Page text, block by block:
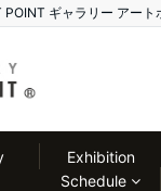
POINT ギャラリー ア
Exhibition
Schedule